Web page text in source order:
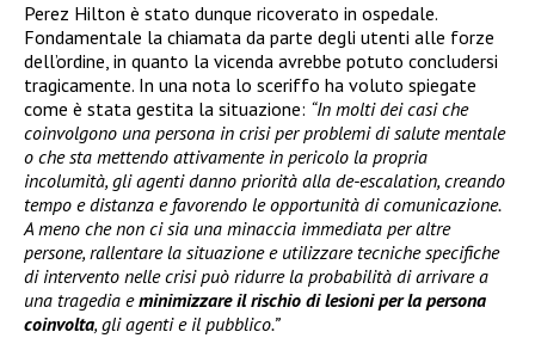
Perez Hilton è stato dunque ricoverato in ospedale.
Fondamentale la chiamata da parte degli utenti alle forze
dell’ordine, in quanto la vicenda avrebbe potuto concludersi
tragicamente. In una nota lo sceriffo ha voluto spiegate
come è stata gestita la situazione: “In molti dei casi che
coinvolgono una persona in crisi per problemi di salute mentale
o che sta mettendo attivamente in pericolo la propria
incolumità, gli agenti danno priorità alla de-escalation, creando
tempo e distanza e favorendo le opportunità di comunicazione.
A meno che non ci sia una minaccia immediata per altre
persone, rallentare la situazione e utilizzare tecniche specifiche
di intervento nelle crisi può ridurre la probabilità di arrivare a
una tragedia eminimizzare il rischio di lesioni per la persona
coinvolta, gli agenti e il pubblico.”